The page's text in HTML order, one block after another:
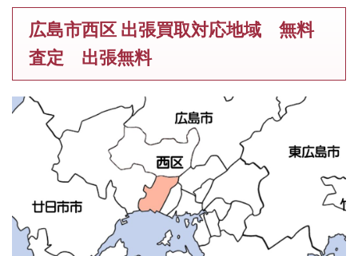
広島市西区 出張買取対応地域 無料
査定 出張無料